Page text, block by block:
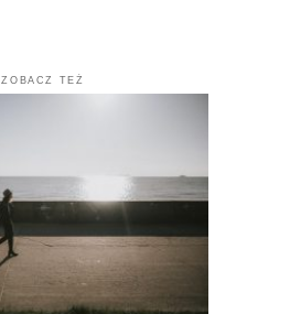
ZOBACZ TEŻ